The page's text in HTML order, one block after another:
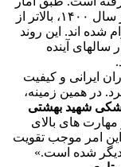
وزارت بهداشت، درمان و آموزش پزشکی، در سال ۱۴۰۰، بالاتر از
شده اند. این روند
سالهای آینده
ایرانی و کیفیت
در همین زمینه،
شهید بهشتی
های بالای
امر موجب تقویت
دیگر شده است.»